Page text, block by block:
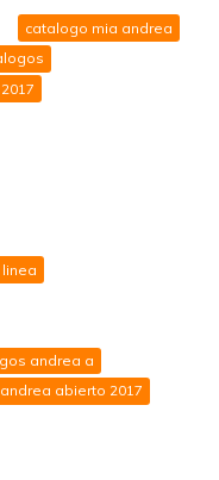
catalogo mia andrea
andrea a
abierto 2017